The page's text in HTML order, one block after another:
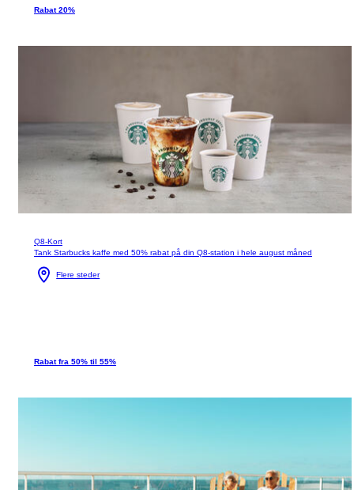
Rabat 20%
Q8-Kort
Tank Starbucks kaffe med 50% rabat på din Q8-station i hele august måned
Flere steder
Rabat fra 50% til 55%